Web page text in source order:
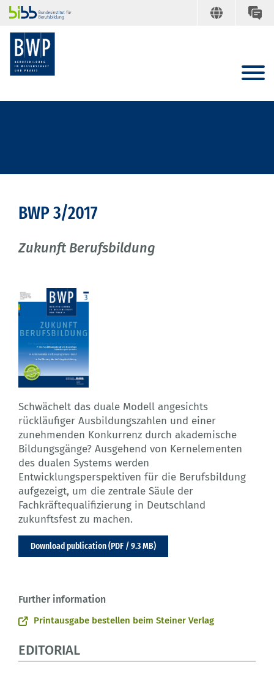
BWP 3/2017
Zukunft Berufsbildung
Schwächelt das duale Modell angesichts
rückläufiger Ausbildungszahlen und einer
zunehmenden Konkurrenz durch akademische
Bildungsgänge? Ausgehend von Kernelementen
des dualen Systems werden
Entwicklungsperspektiven für die Berufsbildung
aufgezeigt, um die zentrale Säule der
Fachkräftequalifizierung in Deutschland
zukunftsfest zu machen.
Download publication (PDF / 9.3 MB)
Further information
Printausgabe bestellen beim Steiner Verlag
EDITORIAL